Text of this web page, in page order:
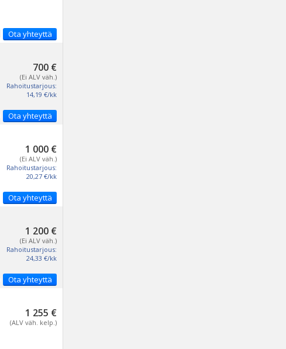
Ota yhteyttä
700 €
(Ei ALV väh.)
Rahoitustarjous:
14,19 €/kk
Ota yhteyttä
1 000 €
(Ei ALV väh.)
Rahoitustarjous:
20,27 €/kk
Ota yhteyttä
1 200 €
(Ei ALV väh.)
Rahoitustarjous:
24,33 €/kk
Ota yhteyttä
1 255 €
(ALV väh. kelp.)